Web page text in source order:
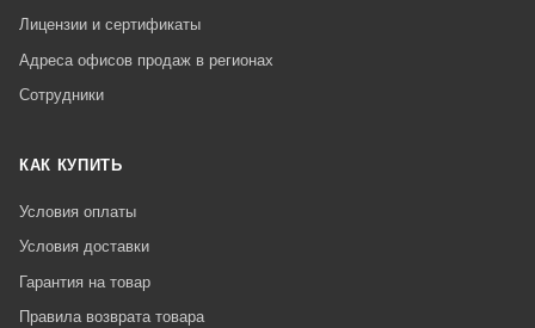
Лицензии и сертификаты
Адреса офисов продаж в регионах
Сотрудники
КАК КУПИТЬ
Условия оплаты
Условия доставки
Гарантия на товар
Правила возврата товара